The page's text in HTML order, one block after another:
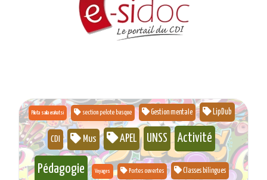
Pilota saila erakatsi section pelote basque Gestion mentale LipDub
CDI Mus APEL UNSS Activité
Pédagogie Voyages Portes ouvertes Classes bilingues